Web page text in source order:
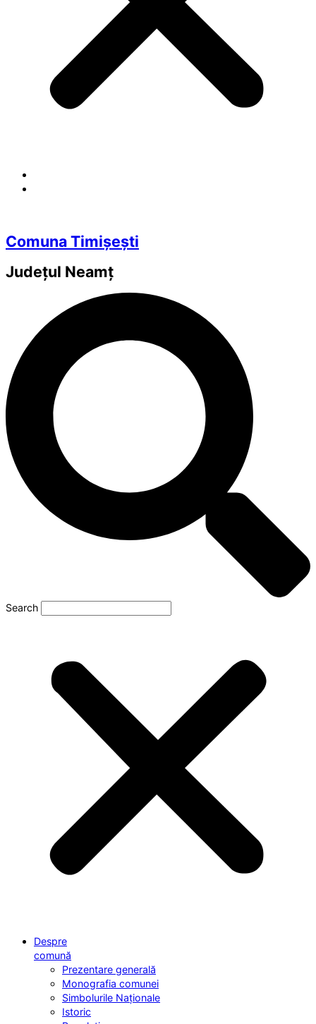
Comuna Timișești
Județul Neamț
Search
Despre
comună
Prezentare generală
Monografia comunei
Simbolurile Naționale
Istoric